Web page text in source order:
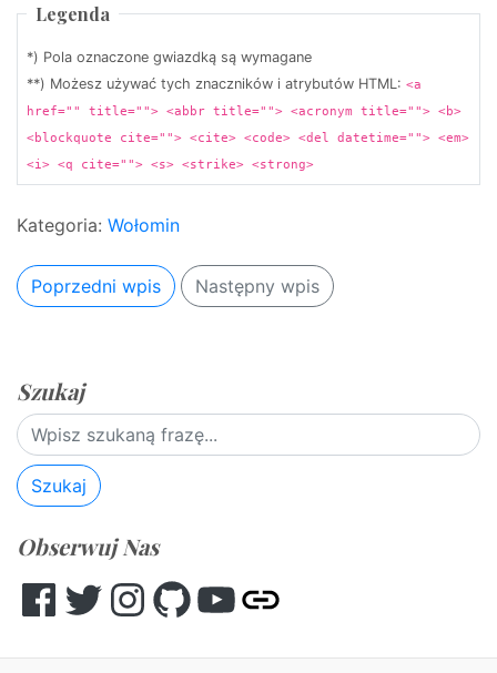
Legenda
*) Pola oznaczone gwiazdką są wymagane
**) Możesz używać tych znaczników i atrybutów HTML: <a
href="" title=""> <abbr title=""> <acronym title=""> <b>
<blockquote cite=""> <cite> <code> <del datetime=""> <em>
<i> <q cite=""> <s> <strike> <strong>
Kategoria: Wołomin
Poprzedni wpis Następny wpis
Szukaj
Szukaj
Obserwuj Nas
Facebook
TwitterInstagram
GitHubYouTube
Other